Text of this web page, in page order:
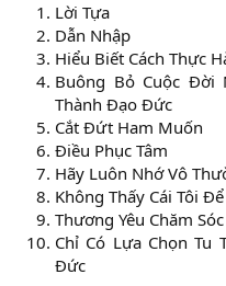
Lời Tựa
Dẫn Nhập
Hiểu Biết Cách Thực
Buông Bỏ Cuộc Đời
Thành Đạo Đức
Cắt Đứt Ham Muốn
Điều Phục Tâm
Hãy Luôn Nhớ Vô
Không Thấy Cái Tôi
Thương Yêu Chăm
Chỉ Có Lựa Chọn Tu
Đức